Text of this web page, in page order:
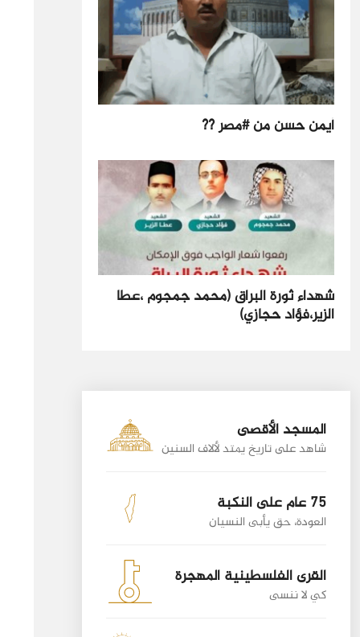
أيمن حسن من #مصر ??
شهداء ثورة البراق (محمد جمجوم ،عطا
الزير،فؤاد حجازي)
المسجد الأقصى
شاهد على تاريخ يمتد لألاف السنين
75 عام على النكبة
العودة، حق يأبى النسيان
القرى الفلسطينية المهجرة
كي لا ننسى